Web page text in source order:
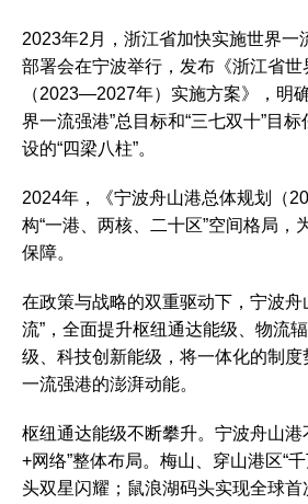
2023年2月，浙江省加快实施世界一
部署会在宁波举行，发布《浙江省
（2023—2027年）实施方案》，明
界一流强港”总目标和“三七双十”目
设的“四梁八柱”。
2024年，《宁波舟山港总体规划（
构“一港、两核、二十区”空间格局，
保障。
在政策与战略的双重驱动下，宁波舟
流”，全面提升枢纽通达能级、物流
级、科技创新能级，将一体化的制
一流强港的澎湃动能。
枢纽通达能级不断攀升。宁波舟山港
+网络”整体布局。梅山、穿山港区“
头双星闪耀；鼠浪湖码头实现全球首